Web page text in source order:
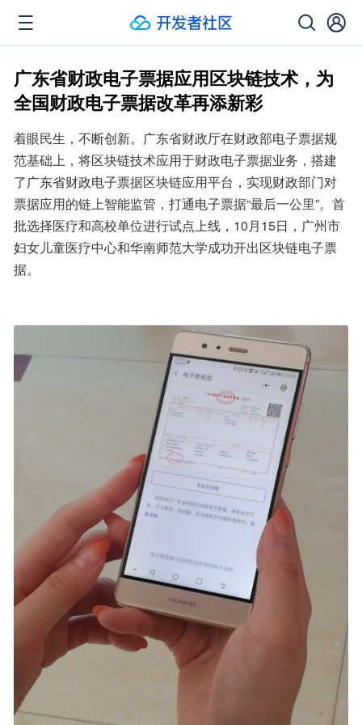
广东省财政电子票据应用区块链技术，为
全国财政电子票据改革再添新彩
着眼民生，不断创新。广东省财政厅在财政部电子票据规
范基础上，将区块链技术应用于财政电子票据业务，搭建
了广东省财政电子票据区块链应用平台，实现财政部门对
票据应用的链上智能监管，打通电子票据“最后一公里”。首
批选择医疗和高校单位进行试点上线，10月15日，广州市
妇女儿童医疗中心和华南师范大学成功开出区块链电子票
据。